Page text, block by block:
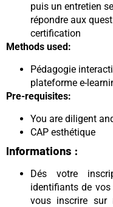
puis un entretien
répondre aux
certification
Methods used:
Pédagogie
plateforme e-
Pre-requisites:
You are diligent
CAP esthétique
Informations :
Dés votre
identifiants de
vous inscrire sur